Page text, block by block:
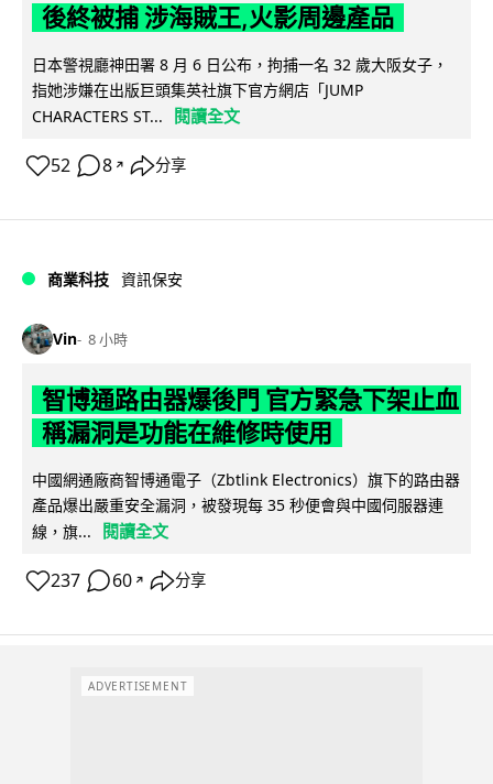
後終被捕 涉海賊王,火影周邊產品
日本警視廳神田署 8 月 6 日公布，拘捕一名 32 歲大阪女子，
指她涉嫌在出版巨頭集英社旗下官方網店「JUMP
CHARACTERS ST...
閱讀全文
52 8 ↗ 分享
商業科技 資訊保安
Vin 8 小時
智博通路由器爆後門 官方緊急下架止血
稱漏洞是功能在維修時使用
中國網通廠商智博通電子（Zbtlink Electronics）旗下的路由器
產品爆出嚴重安全漏洞，被發現每 35 秒便會與中國伺服器連
線，旗...
閱讀全文
237 60 ↗ 分享
ADVERTISEMENT